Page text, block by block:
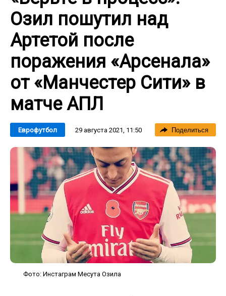
Озил пошутил над
Артетой после
поражения «Арсенала»
от «Манчестер Сити» в
матче АПЛ
Еврофутбол 29 августа 2021, 11:50 Поделиться
Фото: Инстаграм Месута Озила